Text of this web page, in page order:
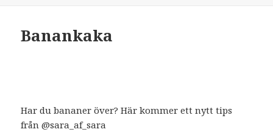
Banankaka
Har du bananer över? Här kommer ett nytt tips
från @sara_af_sara